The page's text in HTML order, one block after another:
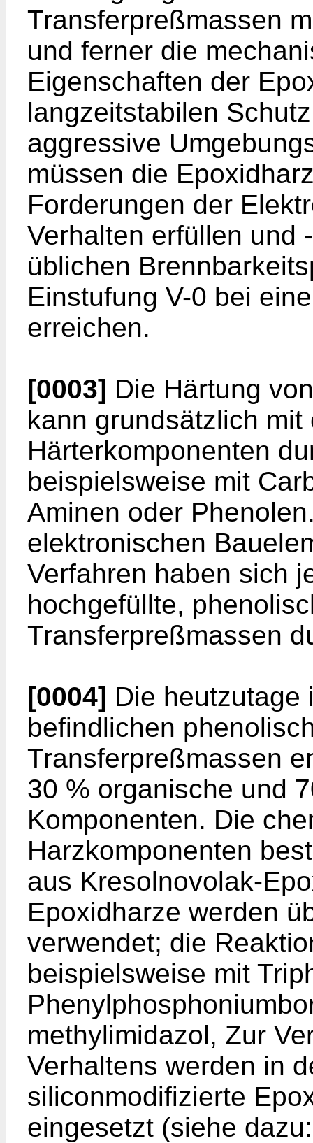
Transferpreßmassen
und ferner die
Eigenschaften der
langzeitstabilen
aggressive
müssen die
Forderungen der
Verhalten erfüllen und
üblichen
Einstufung V-0 bei
erreichen.
[0003] Die Härtung
kann grundsätzlich
Härterkomponenten
beispielsweise mit
Aminen oder
elektronischen
Verfahren haben sich
hochgefüllte,
Transferpreßmassen
[0004] Die heutzutage
befindlichen
Transferpreßmassen
30 % organische und
Komponenten. Die
Harzkomponenten
aus Kresolnovolak-
Epoxidharze werden
verwendet; die
beispielsweise mit
methylimidazol, Zur
Verhaltens werden in
siliconmodifizierte
eingesetzt (siehe